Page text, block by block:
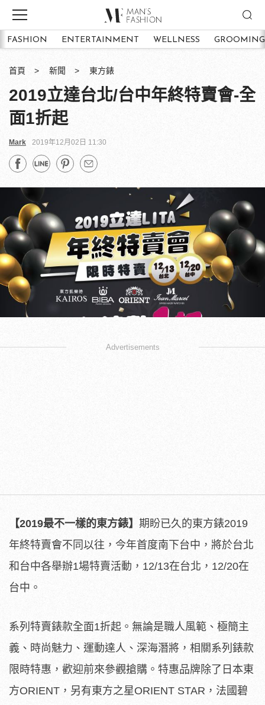
FASHION ENTERTAINMENT WELLNESS GROOMING
首頁 新聞 東方錶
2019立達台北/台中年終特賣會-全
面1折起
Mark 2019年12月02日 11:30
Advertisements
【2019最不一樣的東方錶】 期盼已久的東方錶2019
年終特賣會不同以往，今年首度南下台中，將於台北
和台中各舉辦1場特賣活動，12/13在台北，12/20在
台中。
系列特賣錶款全面1折起。無論是職人風範、極簡主
義、時尚魅力、運動達人、深海潛將，相關系列錶款
限時特惠，歡迎前來參觀搶購。特惠品牌除了日本東
方ORIENT，另有東方之星ORIENT STAR，法國碧